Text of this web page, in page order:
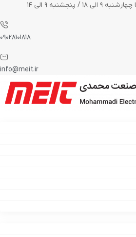
۱۸ / پنجشنبه ۹ الی ۱۴
۰۹۰۲۸۱۰۱۸۱۸
info@meit.ir